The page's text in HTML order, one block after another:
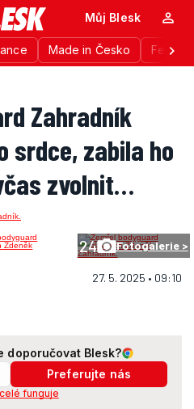
Made in Česko
Můj Blesk
Zahradník
srdce, zabila ho
zvolnit…
24 Fotogalerie >
27. 5. 2025 • 09:10
doporučovat Blesk?
Preferujte nás
funguje